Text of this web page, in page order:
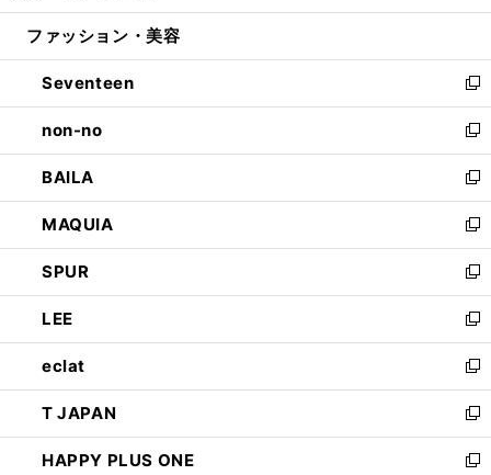
開
ウ
開
く
ン
ウ
で
開
く
ウ
ン
ド
ウ
で
開
く
ファッション・美容
Seventeen
新
し
い
ウ
ィ
ン
ド
ウ
で
開
く
non-no
新
し
い
ウ
ィ
ン
ド
ウ
で
開
く
BAILA
新
し
い
ウ
ィ
ン
ド
ウ
で
開
く
MAQUIA
新
し
い
ウ
ィ
ン
ド
ウ
で
開
く
SPUR
新
し
い
ウ
ィ
ン
ド
ウ
で
LEE
新
し
い
ウ
ィ
ン
ド
eclat
新
し
い
ウ
ィ
T JAPAN
新
し
い
HAPPY PLUS ONE
新